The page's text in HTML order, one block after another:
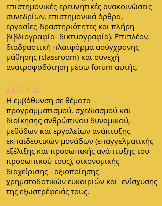
επιστημονικές-ερευνητικές ανακοινώσεις
συνεδρίων, επιστημονικά άρθρα,
εργασίες-δραστηριότητες και πλήρη
βιβλιογραφία- δικτυογραφία). Επιπλέον,
διαδραστική πλατφόρμα ασύγχρονης
μάθησης (classroom) και συνεχή
ανατροφοδότηση μέσω forum αυτής.
ΣΚΟΠΟΣ
Η εμβάθυνση σε θέματα
προγραμματισμού, σχεδιασμού και
διοίκησης ανθρώπινου δυναμικού,
μεθόδων και εργαλείων ανάπτυξης
εκπαιδευτικών μονάδων (επαγγελματικής
εξέλιξης και προσωπικής ανάπτυξης του
προσωπικού τους), οικονομικής
διαχείρισης - αξιοποίησης
χρηματοδοτικών ευκαιριών και ενίσχυσης
της εξωστρέφειάς τους.